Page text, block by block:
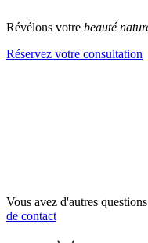
Révélons votre beauté
Réservez votre consultation
Vous avez d'autres
de contact